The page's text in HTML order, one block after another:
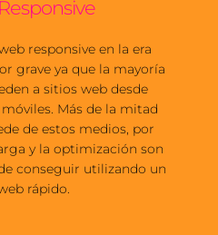
responsive en la era
grave ya que la mayoría
a sitios web desde
Más de la mitad
de estos medios, por
y la optimización son
conseguir utilizando un
rápido.